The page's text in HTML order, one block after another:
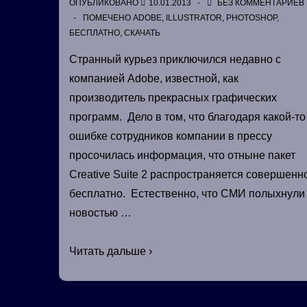
ОПУБЛИКОВАНО 10.01.2013
БЕЗ КОММЕНТАРИЕВ
ПОМЕЧЕНО ADOBE, ILLUSTRATOR, PHOTOSHOP,
БЕСПЛАТНО, СКАЧАТЬ
Странный курьез приключился недавно с
компанией Adobe, известной, как
производитель прекрасных графических
программ. Дело в том, что благодаря какой-то
ошибке сотрудников компании в прессу
просочилась информация, что отныне пакет
Creative Suite 2 распространяется
бесплатно. Естественно, что СМИ полыхнули
новостью …
Курьёзы
Читать дальше ›